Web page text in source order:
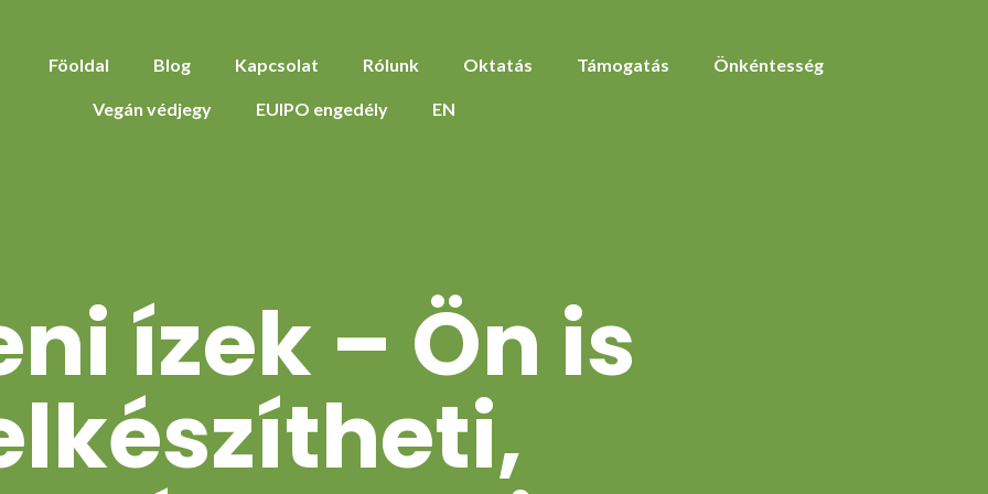
Föoldal Blog Kapcsolat Rólunk Oktatás Támogatás Önkéntesség
Vegán védjegy EUIPO engedély EN
ízek – Ön is